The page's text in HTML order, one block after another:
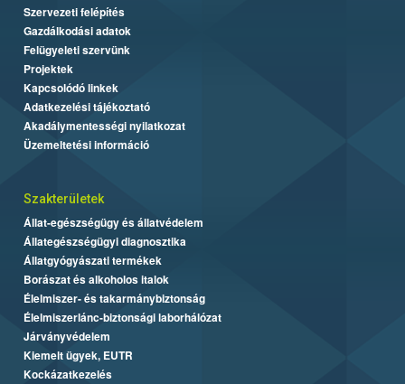
Szervezeti felépítés
Gazdálkodási adatok
Felügyeleti szervünk
Projektek
Kapcsolódó linkek
Adatkezelési tájékoztató
Akadálymentességi nyilatkozat
Üzemeltetési információ
Szakterületek
Állat-egészségügy és állatvédelem
Állategészségügyi diagnosztika
Állatgyógyászati termékek
Borászat és alkoholos italok
Élelmiszer- és takarmánybiztonság
Élelmiszerlánc-biztonsági laborhálózat
Járványvédelem
Kiemelt ügyek, EUTR
Kockázatkezelés